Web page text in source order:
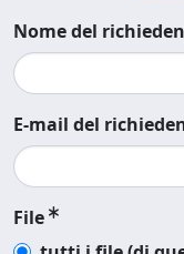
Nome del
E-mail del
File